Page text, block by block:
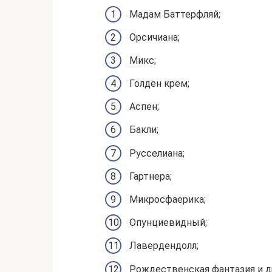
Мадам Баттерфляй;
Орсичиана;
Микс;
Голден крем;
Аспен;
Бакли;
Русселиана;
Гартнера;
Микросфаерика;
Опунциевидный;
Лавердендолл;
Рождественская фантазия и